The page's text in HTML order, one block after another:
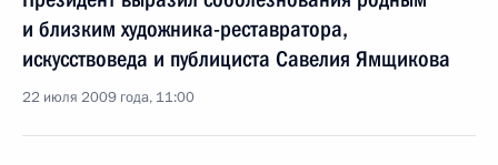
и близким художника-реставратора,
искусствоведа и публициста Савелия Ямщикова
22 июля 2009 года, 11:00